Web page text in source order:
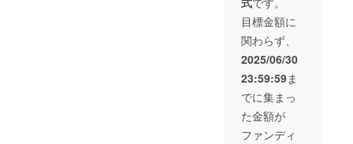
店の際
に送付
された
チケッ
トを必
ずお持
ちくだ
さい ・
施工日
によっ
ては預
致しま
す） ・
セラ
ミック
コー
ティン
グ施工
（ワッ
クスか
らセラ
ミック
関する
内容に
限らせ
ていた
だきま
す。
目標金額に
関わらず、
2025/06/30
23:59:59ま
でに集まっ
た金額が
ファンディ